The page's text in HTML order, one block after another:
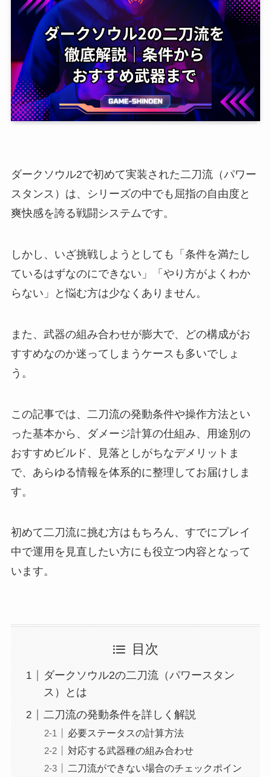
ダークソウル2で初めて実装された二刀流（パワー
スタンス）は、シリーズの中でも屈指の自由度と
爽快感を誇る戦闘システムです。
しかし、いざ挑戦しようとしても「条件を満たし
ているはずなのにできない」「やり方がよくわか
らない」と悩む方は少なくありません。
また、武器の組み合わせが膨大で、どの構成がお
すすめなのか迷ってしまうケースも多いでしょ
う。
この記事では、二刀流の発動条件や操作方法とい
った基本から、ダメージ計算の仕組み、用途別の
おすすめビルド、見落としがちなデメリットま
で、あらゆる情報を体系的に整理してお届けしま
す。
初めて二刀流に挑む方はもちろん、すでにプレイ
中で運用を見直したい方にも役立つ内容となって
います。
目次
ダークソウル2の二刀流（パワースタン
ス）とは
二刀流の発動条件を詳しく解説
必要ステータスの計算方法
対応する武器種の組み合わせ
二刀流ができない場合のチェックポイン